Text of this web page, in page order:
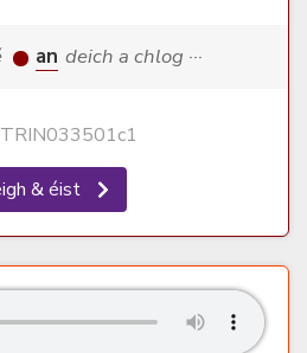
an deich a chlog ···
& éist